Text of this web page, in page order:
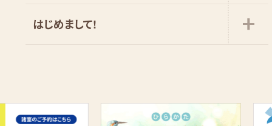
はじめまして!